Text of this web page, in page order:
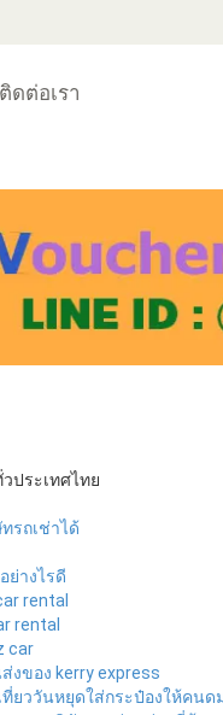
ติดต่อเรา
ประเทศไทย
รถเช่าได้
ย่างไรดี
rental
rental
car
งของ kerry express
ยววันหยุดใส่กระป๋องให้คน